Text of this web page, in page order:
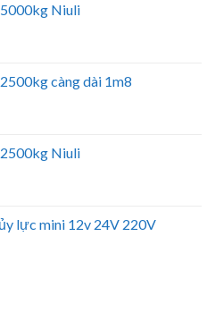
Niuli
càng dài 1m8
Niuli
lực mini 12v 24V 220V